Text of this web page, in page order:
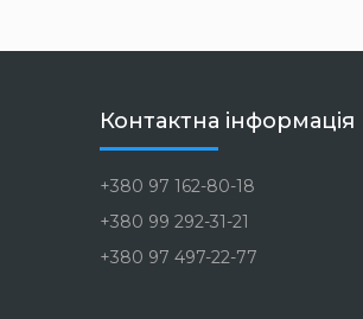
Контактна інформація
+380 97 162-80-18
+380 99 292-31-21
+380 97 497-22-77